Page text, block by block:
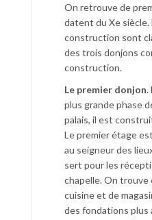
On retrouve de
datent du Xe
construction sont
des trois donjons
construction.
Le premier donjon.
plus grande phase
palais, il est
Le premier étage
au seigneur des
sert pour les
chapelle. On trouve
cuisine et de
des fondations plus